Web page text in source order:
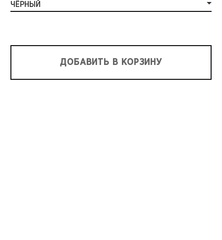
ЧЁРНЫЙ
ДОБАВИТЬ В КОРЗИНУ